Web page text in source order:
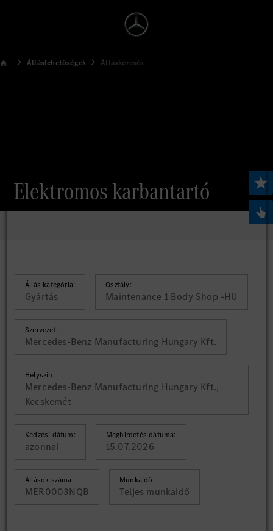
Álláslehetőségek Álláskeresés
Elektromos karbantartó
Állás kategória:
Gyártás
Osztály:
Maintenance 1 Body Shop -HU
Szervezet:
Mercedes-Benz Manufacturing Hungary Kft.
Helyszín:
Mercedes-Benz Manufacturing Hungary Kft.,
Kecskemét
Kedzési dátum:
azonnal
Meghirdetés dátuma:
15.07.2026
Állások száma:
MER0003NQB
Munkaidő:
Teljes munkaidő